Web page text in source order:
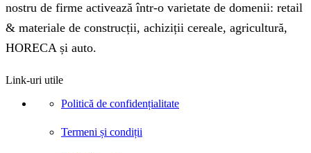
nostru de firme activează într-o varietate de domenii: retail
& materiale de construcții, achiziții cereale, agricultură,
HORECA și auto.
Link-uri utile
Politică de confidențialitate
Termeni și condiții